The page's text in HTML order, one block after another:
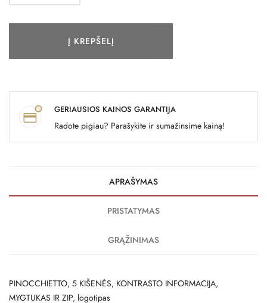
Į KREPŠELĮ
GERIAUSIOS KAINOS GARANTIJA
Radote pigiau? Parašykite ir sumažinsime kainą!
APRAŠYMAS
PRISTATYMAS
GRĄŽINIMAS
PINOCCHIETTO, 5 KIŠENĖS, KONTRASTO INFORMACIJA,
MYGTUKAS IR ZIP, logotipas